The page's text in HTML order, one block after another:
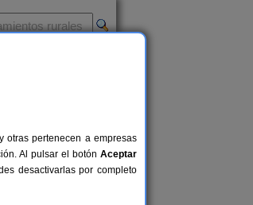
otras pertenecen a empresas
Al pulsar el botón Aceptar
desactivarlas por completo